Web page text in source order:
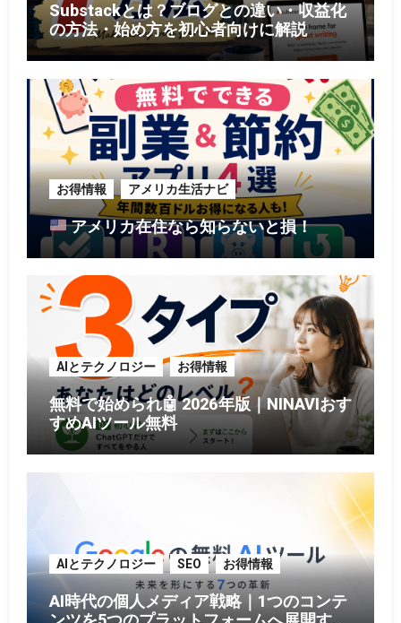
Substackとは？ブログとの違い・収益化
の方法・始め方を初心者向けに解説
お得情報 アメリカ生活ナビ
アメリカ在住なら知らないと損！
AIとテクノロジー お得情報
無料で始められ🤖 2026年版｜NINAVIおす
すめAIツール無料
AIとテクノロジー SEO お得情報
AI時代の個人メディア戦略｜1つのコンテ